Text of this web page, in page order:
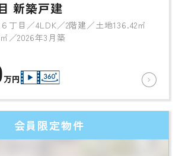
新築戸建
丁目／4LDK／2階建／土地136.42㎡
／2026年3月築
万円
会員限定物件